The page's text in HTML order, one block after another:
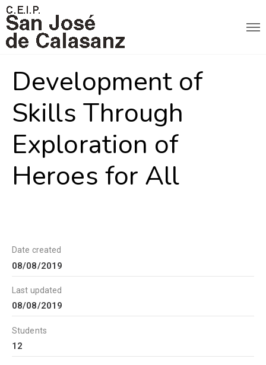
Development of
Skills Through
Exploration of
Heroes for All
Date created
08/08/2019
Last updated
08/08/2019
Students
12